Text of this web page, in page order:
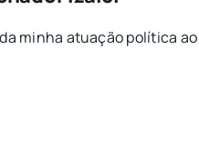
minha atuação política